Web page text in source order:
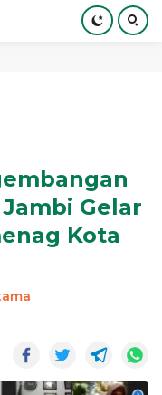
Gelar
Kota